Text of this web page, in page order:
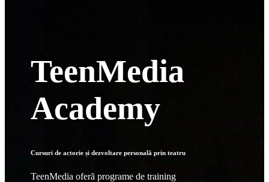
TeenMedia
Academy
Cursuri de actorie și dezvoltare personală prin teatru
TeenMedia oferă programe de training